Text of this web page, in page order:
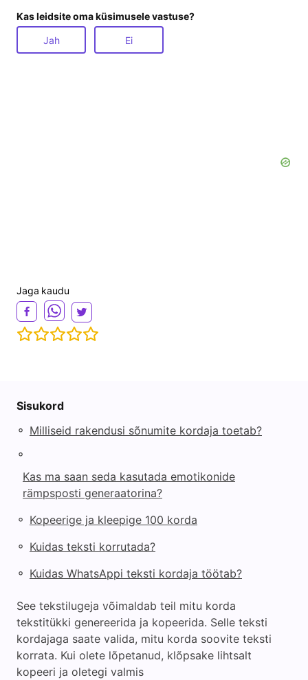
Kas leidsite oma küsimusele vastuse?
Jah Ei
Jaga kaudu
Sisukord
◦ Milliseid rakendusi sõnumite kordaja toetab?
◦
Kas ma saan seda kasutada emotikonide
rämpsposti generaatorina?
◦ Kopeerige ja kleepige 100 korda
◦ Kuidas teksti korrutada?
◦ Kuidas WhatsAppi teksti kordaja töötab?
See tekstilugeja võimaldab teil mitu korda
tekstitükki genereerida ja kopeerida. Selle teksti
kordajaga saate valida, mitu korda soovite teksti
korrata. Kui olete lõpetanud, klõpsake lihtsalt
kopeeri ja oletegi valmis